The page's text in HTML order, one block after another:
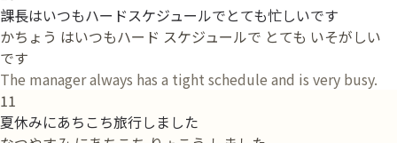
課長はいつもハードスケジュールでとても忙しいです
かちょう はいつもハード スケジュールで とても いそがしい
です
The manager always has a tight schedule and is very busy.
11
夏休みにあちこち旅行しました